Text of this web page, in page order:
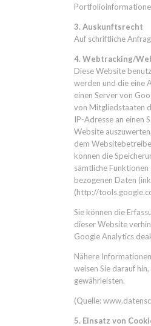
3. Auskunftsrecht
Auf schriftliche
4. Webtracking/
Diese Website
werden und die eine
einen Server von
von Mitgliedstaaten
IP-Adresse an einen
Website
dem
können die
sämtliche
bezogenen Daten
(http://
Sie können die
dieser Website
Google Analytics
Nähere
weisen Sie darauf
gewährleisten.
(Quelle:
5. Einsatz von